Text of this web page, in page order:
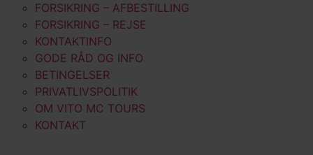
FORSIKRING – AFBESTILLING
FORSIKRING – REJSE
KONTAKTINFO
GODE RÅD OG INFO
BETINGELSER
PRIVATLIVSPOLITIK
OM VITO MC TOURS
KONTAKT